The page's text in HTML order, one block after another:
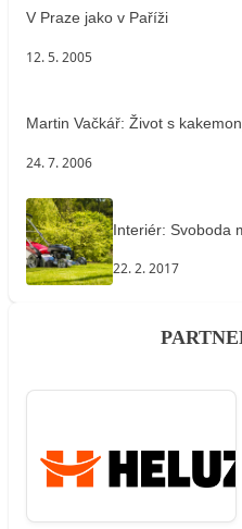
V Praze jako v Paříži
12. 5. 2005
Martin Vačkář: Život s
24. 7. 2006
Interiér: Svoboda
22. 2. 2017